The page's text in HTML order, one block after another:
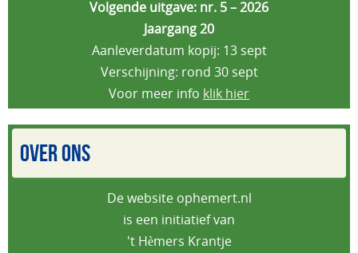
Volgende uitgave: nr. 5 – 2026
Jaargang 20
Aanleverdatum kopij: 13 sept
Verschijning: rond 30 sept
Voor meer info klik hier
OVER ONS
De website ophemert.nl
is een initiatief van
't Hèmers Krantje